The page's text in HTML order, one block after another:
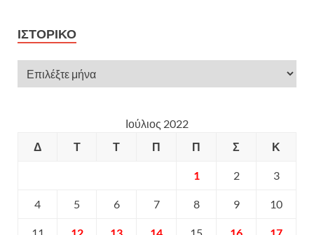
ΙΣΤΟΡΙΚΌ
Ιούλιος 2022
Δ
Τ Τ Π Π Σ Κ
1 2 3
4 5 6 7 8 9 10